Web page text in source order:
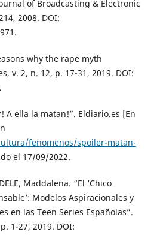
of Broadcasting & Electronic
2008. DOI:
why the rape myth
v. 2, n. 12, p. 17-31, 2019. DOI:
A ella la matan!”. Eldiario.es [En
fenomenos/spoiler-matan-
el 17/09/2022.
Maddalena. “El ‘Chico
Modelos Aspiracionales y
en las Teen Series Españolas”.
1-27, 2019. DOI: